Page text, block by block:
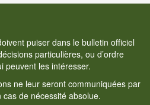
puiser dans le bulletin officiel
particulières, ou d’ordre
peuvent les intéresser.
ne leur seront communiquées par
cas de nécessité absolue.